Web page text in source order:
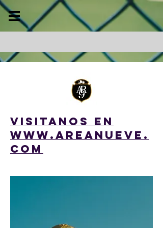
VISITANOS en
WWW.AREANUEVE.
COM